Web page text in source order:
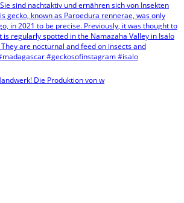
Die Produktion von w